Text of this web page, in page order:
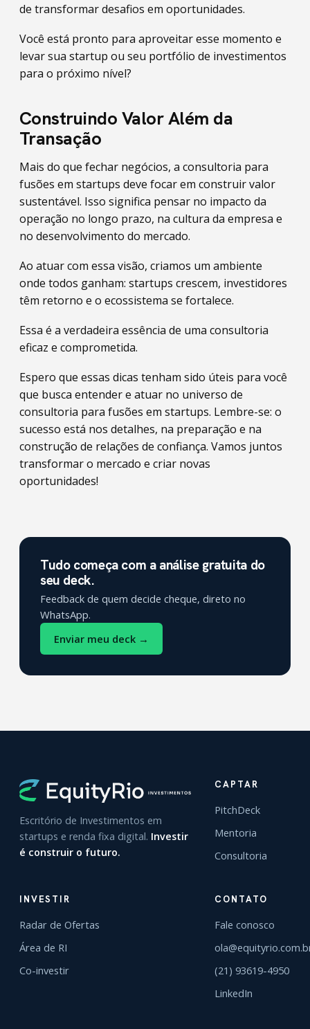
de transformar desafios em oportunidades.
Você está pronto para aproveitar esse momento e
levar sua startup ou seu portfólio de investimentos
para o próximo nível?
Construindo Valor Além da
Transação
Mais do que fechar negócios, a consultoria para
fusões em startups deve focar em construir valor
sustentável. Isso significa pensar no impacto da
operação no longo prazo, na cultura da empresa e
no desenvolvimento do mercado.
Ao atuar com essa visão, criamos um ambiente
onde todos ganham: startups crescem, investidores
têm retorno e o ecossistema se fortalece.
Essa é a verdadeira essência de uma consultoria
eficaz e comprometida.
Espero que essas dicas tenham sido úteis para você
que busca entender e atuar no universo de
consultoria para fusões em startups. Lembre-se: o
sucesso está nos detalhes, na preparação e na
construção de relações de confiança. Vamos juntos
transformar o mercado e criar novas
oportunidades!
Tudo começa com a análise gratuita do
seu deck.
Feedback de quem decide cheque, direto no
WhatsApp.
Enviar meu deck →
Escritório de Investimentos em
startups e renda fixa digital. Investir
é construir o futuro.
CAPTAR
PitchDeck
Mentoria
Consultoria
INVESTIR
Radar de Ofertas
Área de RI
Co-investir
CONTATO
Fale conosco
(21) 93619-4950
LinkedIn